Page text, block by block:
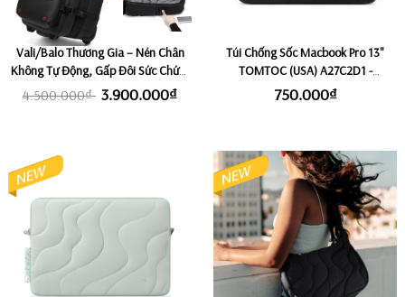
Vali/Balo Thương Gia – Nén Chân
Không Tự Động, Gấp Đôi Sức Chứa,
Chuẩn Kích Thước Xách Tay ROKIN
4.500.000₫ 3.900.000₫
Túi Chống Sốc Macbook Pro 13"
TOMTOC (USA) A27C2D1 -
Lavascape
750.000₫